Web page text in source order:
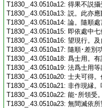
T1830_.43.0510a12: 得果不説
T1830_.43.0510a13: 説。此亦
T1830_.43.0510a14: 論。隨順
T1830_.43.0510a15: 即依處中
T1830_.43.0510a16: 望現行。
T1830_.43.0510a17: 隨順･差別
T1830_.43.0510a18: 爲士用。
T1830_.43.0510a19: 法爲士用
T1830_.43.0510a20: 士夫可得
T1830_.43.0510a21: 非作現縁
T1830_.43.0510a22: 能･所領受
T1830_.43.0510a23: 無間滅依